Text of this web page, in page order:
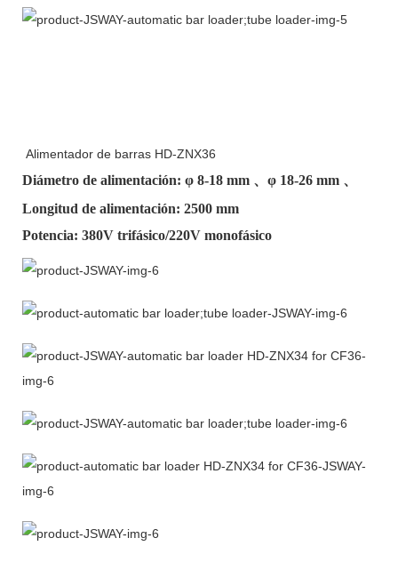
Alimentador de barras HD-ZNX36
Diámetro de alimentación: φ 8-18 mm 、φ 18-26 mm 、
Longitud de alimentación: 2500 mm
Potencia: 380V trifásico/220V monofásico